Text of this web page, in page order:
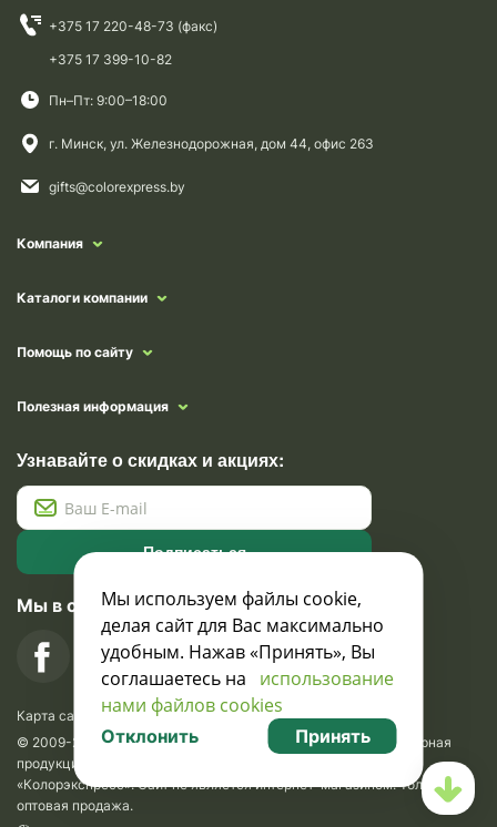
+375 17 220-48-73 (факс)
+375 17 399-10-82
Пн–Пт: 9:00–18:00
г. Минск, ул. Железнодорожная, дом 44, офис 263
gifts@colorexpress.by
Компания
Каталоги компании
Помощь по сайту
Полезная информация
Узнавайте о скидках и акциях:
Подписаться
Мы в социальных сетях
Карта сайта
© 2009-2026 Krasavik.by. Сувениры оптом. Рекламно-сувенирная
продукция и сувениры с логотипом. УНН 100873745, ООО
«Колорэкспресс». Сайт не является интернет-магазином. Только
оптовая продажа.
Мы используем файлы cookie,
делая сайт для Вас максимально
удобным. Нажав «Принять», Вы
соглашаетесь на использование
нами файлов cookies
Отклонить Принять